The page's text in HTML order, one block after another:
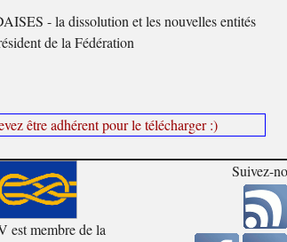
- la dissolution et les nouvelles entités
de la Fédération
être adhérent pour le télécharger :)
est membre de la
Suivez-